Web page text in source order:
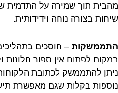
מהבית תוך שמירה על התדמית
שיחות בצורה נוחה וידידותית.
התממשקות – חוסכים
במקום לפתוח אין ספור חלונות
נוספות בקלות שגם מאפשרת